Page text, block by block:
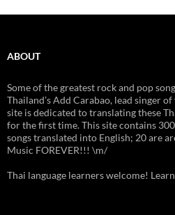
ABOUT
Some of the greatest rock and pop
Thailand’s Add Carabao, lead singer
site is dedicated to translating these
for the first time. This site contains
songs translated into English; 20 are
Music FOREVER!!! \m/
Thai language learners welcome!